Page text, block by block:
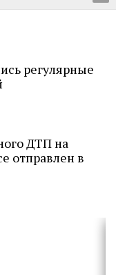
регулярные
ДТП на
отправлен в